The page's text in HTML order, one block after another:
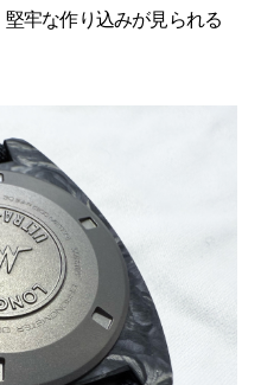
牢な作り込みが見られる